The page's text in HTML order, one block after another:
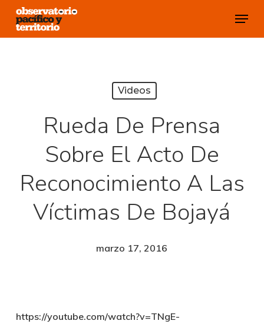
Skip
Menu
Videos
Rueda De Prensa
Sobre El Acto De
Reconocimiento A Las
Víctimas De Bojayá
marzo 17, 2016
https://youtube.com/watch?v=TNgE-
Close